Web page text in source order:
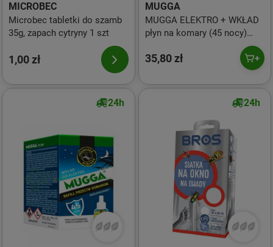
MICROBEC
Microbec tabletki do szamb
35g, zapach cytryny 1 szt
1,00 zł
MUGGA
MUGGA ELEKTRO + WKŁAD
płyn na komary (45 nocy)
35,80 zł
24h 24h